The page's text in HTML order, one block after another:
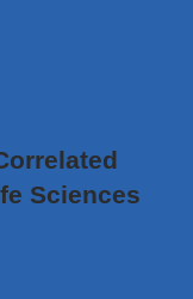
Sciences